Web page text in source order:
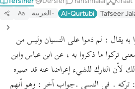
Aa العربية Al-Qurtubi Tafseer
به يقال : لم ذموا على النسيان وليس من
تركوا ما ذكروا به ، عن ابن عباس وابن
لأن التارك للشيء إعراضا عنه قد صيره
: تركه . في النسي .جواب آخر : وهو أنهم